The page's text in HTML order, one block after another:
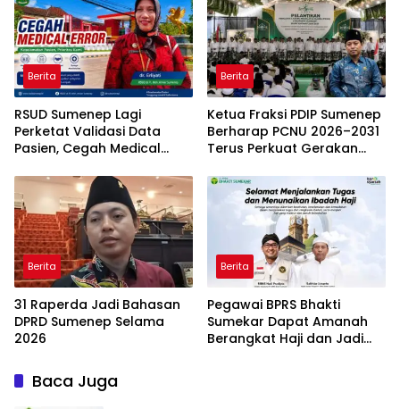
Berita
RSUD Sumenep Lagi
Perketat Validasi Data
Pasien, Cegah Medical
Berita
Ketua Fraksi PDIP Sumenep
Berharap PCNU 2026–2031
Terus Perkuat Gerakan
Berita
31 Raperda Jadi Bahasan
DPRD Sumenep Selama
2026
Berita
Pegawai BPRS Bhakti
Sumekar Dapat Amanah
Berangkat Haji dan Jadi
Baca Juga